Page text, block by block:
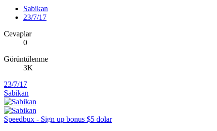
Sabikan
23/7/17
Cevaplar
0
Görüntülenme
3K
23/7/17
Sabikan
Speedbux - Sign up bonus $5 dolar